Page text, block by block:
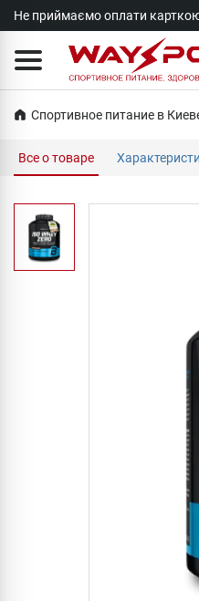
Не приймаємо оплати
Спортивное питание в
Все о товаре